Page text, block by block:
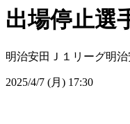
出場停止選
明治安田Ｊ１リーグ明
2025/4/7 (月) 17:30